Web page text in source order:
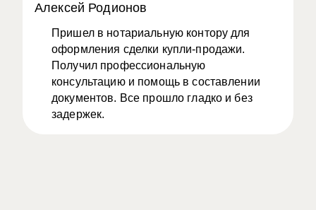
Алексей Родионов
Пришел в нотариальную контору для
оформления сделки купли-продажи.
Получил профессиональную
консультацию и помощь в составлении
документов. Все прошло гладко и без
задержек.